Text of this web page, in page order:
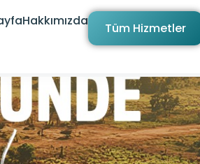
Hakkımızda Tüm Hizmetler